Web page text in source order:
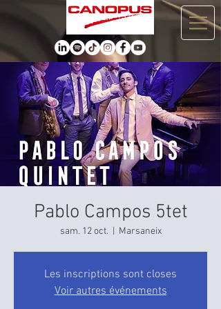
Pablo Campos 5tet
sam. 12 oct. Marsaneix
Les inscriptions sont closes
Voir autres événements